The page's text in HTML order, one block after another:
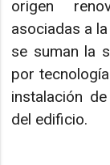
origen
asociadas a
se suman la
por
instalación
del edificio.